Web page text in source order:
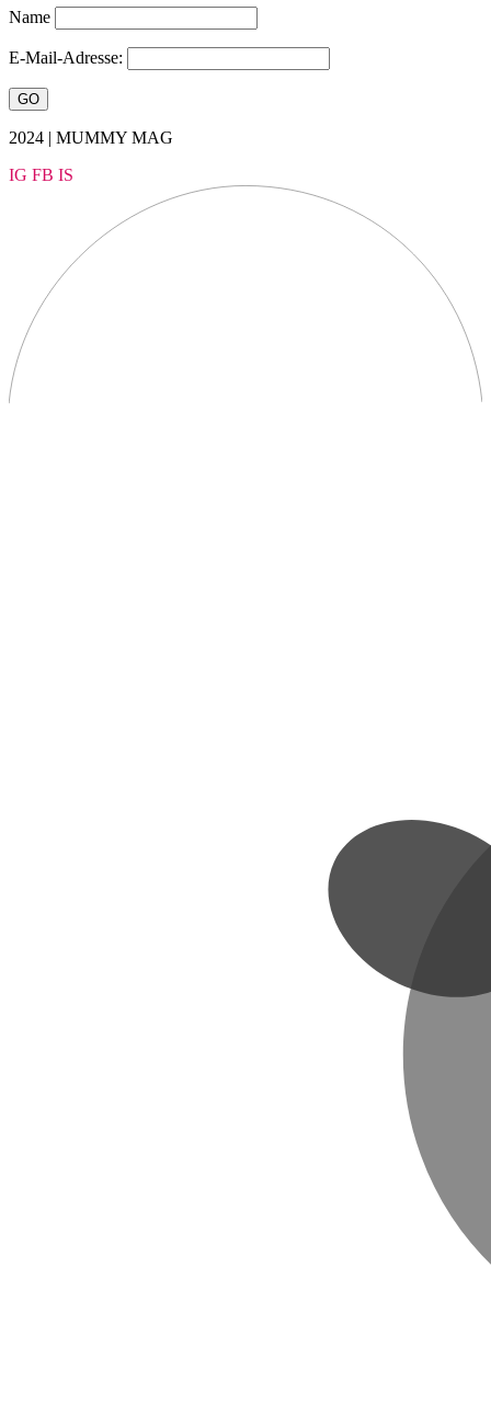
Name
E-Mail-Adresse:
2024 | MUMMY MAG
IG FB IS